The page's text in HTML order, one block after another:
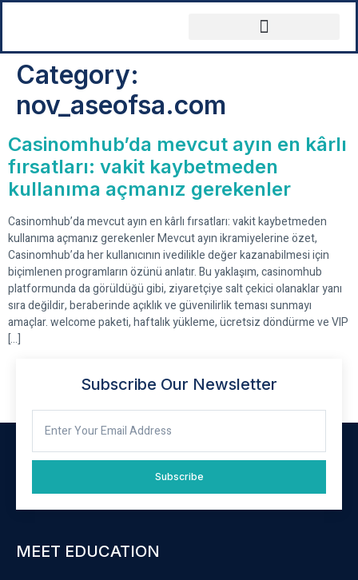
Category:
nov_aseofsa.com
Casinomhub’da mevcut ayın en kârlı
fırsatları: vakit kaybetmeden
kullanıma açmanız gerekenler
Casinomhub’da mevcut ayın en kârlı fırsatları: vakit kaybetmeden
kullanıma açmanız gerekenler Mevcut ayın ikramiyelerine özet,
Casinomhub’da her kullanıcının ivedilikle değer kazanabilmesi için
biçimlenen programların özünü anlatır. Bu yaklaşım, casinomhub
platformunda da görüldüğü gibi, ziyaretçiye salt çekici olanaklar yanı
sıra değildir, beraberinde açıklık ve güvenilirlik teması sunmayı
amaçlar. welcome paketi, haftalık yükleme, ücretsiz döndürme ve VIP
[…]
Subscribe Our Newsletter
Subscribe
MEET EDUCATION